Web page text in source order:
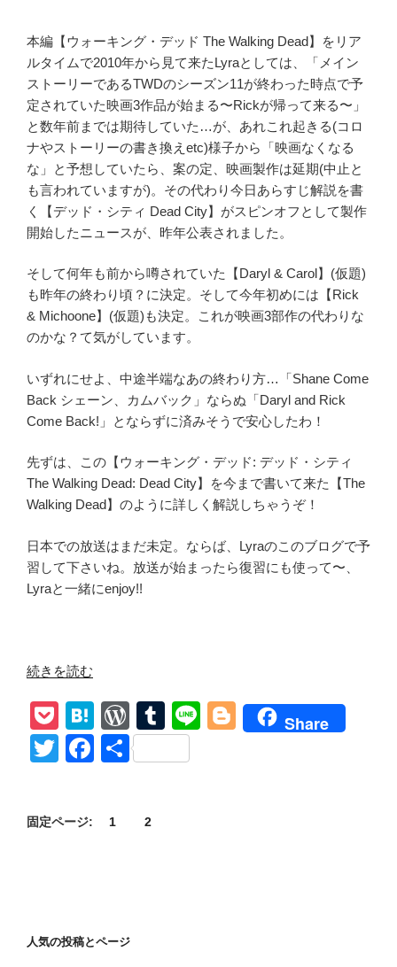
本編【ウォーキング・デッド The Walking Dead】をリア
ルタイムで2010年から見て来たLyraとしては、「メイン
ストーリーであるTWDのシーズン11が終わった時点で予
定されていた映画3作品が始まる〜Rickが帰って来る〜」
と数年前までは期待していた…が、あれこれ起きる(コロ
ナやストーリーの書き換えetc)様子から「映画なくなる
な」と予想していたら、案の定、映画製作は延期(中止と
も言われていますが)。その代わり今日あらすじ解説を書
く【デッド・シティ Dead City】がスピンオフとして製作
開始したニュースが、昨年公表されました。
そして何年も前から噂されていた【Daryl & Carol】(仮題)
も昨年の終わり頃？に決定。そして今年初めには【Rick
& Michoone】(仮題)も決定。これが映画3部作の代わりな
のかな？て気がしています。
いずれにせよ、中途半端なあの終わり方…「Shane Come
Back シェーン、カムバック」ならぬ「Daryl and Rick
Come Back!」とならずに済みそうで安心したわ！
先ずは、この【ウォーキング・デッド: デッド・シティ
The Walking Dead: Dead City】を今まで書いて来た【The
Walking Dead】のように詳しく解説しちゃうぞ！
日本での放送はまだ未定。ならば、Lyraのこのブログで予
習して下さいね。放送が始まったら復習にも使って〜、
Lyraと一緒にenjoy!!
“【ウ
ー
キ
ン
ッ
テ
続きを読む
P
o
ck
H
at
e
a
W
or
d
e
T
u
m
Li
Bl
Share
T
er
F
e
k
共
固定ページ: 1 2
人気の投稿とページ